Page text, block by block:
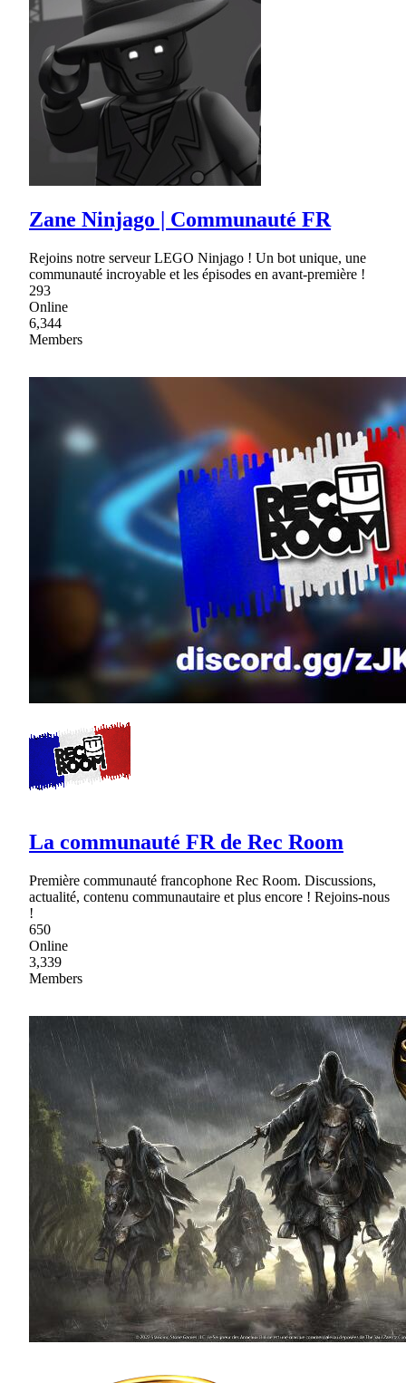
Zane Ninjago | Communauté FR
Rejoins notre serveur LEGO Ninjago ! Un bot unique, une
communauté incroyable et les épisodes en avant-première !
293
Online
6,344
Members
La communauté FR de Rec Room
Première communauté francophone Rec Room. Discussions,
actualité, contenu communautaire et plus encore ! Rejoins-nous
!
650
Online
3,339
Members